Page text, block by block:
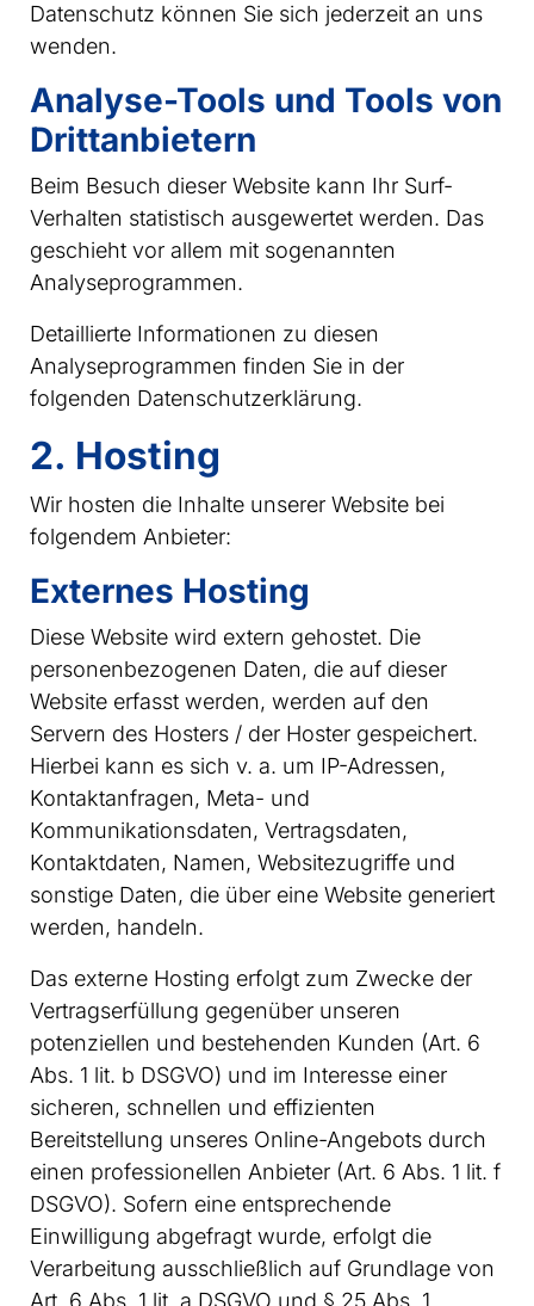
Datenschutz können Sie sich jederzeit an uns
wenden.
Analyse-Tools und Tools von
Dritt­anbietern
Beim Besuch dieser Website kann Ihr Surf-
Verhalten statistisch ausgewertet werden. Das
geschieht vor allem mit sogenannten
Analyseprogrammen.
Detaillierte Informationen zu diesen
Analyseprogrammen finden Sie in der
folgenden Datenschutzerklärung.
2. Hosting
Wir hosten die Inhalte unserer Website bei
folgendem Anbieter:
Externes Hosting
Diese Website wird extern gehostet. Die
personenbezogenen Daten, die auf dieser
Website erfasst werden, werden auf den
Servern des Hosters / der Hoster gespeichert.
Hierbei kann es sich v. a. um IP-Adressen,
Kontaktanfragen, Meta- und
Kommunikationsdaten, Vertragsdaten,
Kontaktdaten, Namen, Websitezugriffe und
sonstige Daten, die über eine Website generiert
werden, handeln.
Das externe Hosting erfolgt zum Zwecke der
Vertragserfüllung gegenüber unseren
potenziellen und bestehenden Kunden (Art. 6
Abs. 1 lit. b DSGVO) und im Interesse einer
sicheren, schnellen und effizienten
Bereitstellung unseres Online-Angebots durch
einen professionellen Anbieter (Art. 6 Abs. 1 lit. f
DSGVO). Sofern eine entsprechende
Einwilligung abgefragt wurde, erfolgt die
Verarbeitung ausschließlich auf Grundlage von
Art. 6 Abs. 1 lit. a DSGVO und § 25 Abs. 1